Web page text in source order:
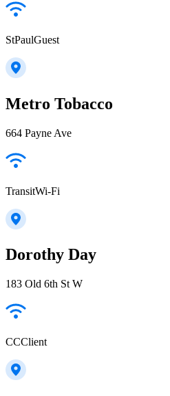
StPaulGuest
Metro Tobacco
664 Payne Ave
TransitWi-Fi
Dorothy Day
183 Old 6th St W
CCClient